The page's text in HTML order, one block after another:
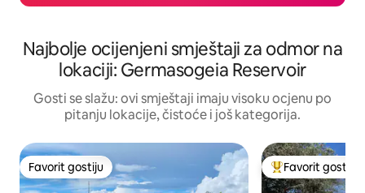
Najbolje ocijenjeni smještaji za odmor na
lokaciji: Germasogeia Reservoir
Gosti se slažu: ovi smještaji imaju visoku ocjenu po
pitanju lokacije, čistoće i još kategorija.
Favorit gostiju
Favorit gostiju Glavni favorit
Favorit gostiju